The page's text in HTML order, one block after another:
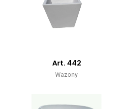
Art. 442
Wazony